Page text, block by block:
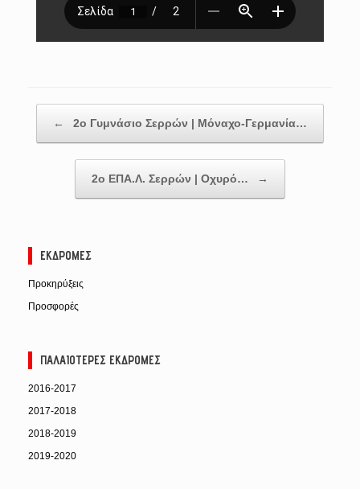
←
2ο Γυμνάσιο Σερρών | Μόναχο-Γερμανία…
2ο ΕΠΑ.Λ. Σερρών | Οχυρό… →
ΕΚΔΡΟΜΈΣ
Προκηρύξεις
Προσφορές
ΠΑΛΑΙΌΤΕΡΕΣ ΕΚΔΡΟΜΈΣ
2016-2017
2017-2018
2018-2019
2019-2020